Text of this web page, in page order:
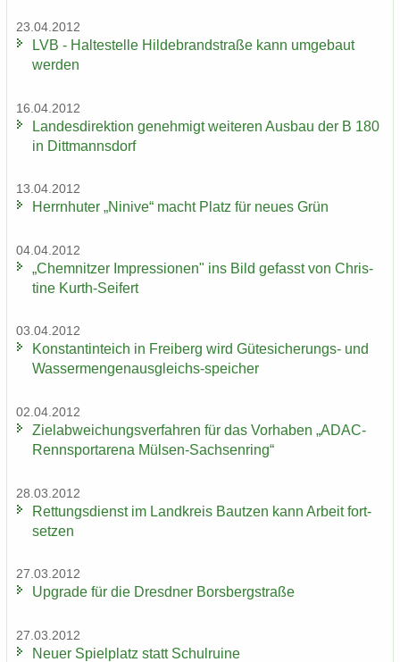
23.04.2012
LVB - Hal­te­stel­le Hil­de­brand­stra­ße kann um­ge­baut
wer­den
16.04.2012
Lan­des­di­rek­ti­on ge­neh­migt wei­te­ren Aus­bau der B 180
in Ditt­manns­dorf
13.04.2012
Herrn­hu­ter „Ni­ni­ve“ macht Platz für neues Grün
04.04.2012
„Chem­nit­zer Im­pres­sio­nen" ins Bild ge­fasst von Chris­
ti­ne Kurth-​Seifert
03.04.2012
Kon­stan­tin­teich in Frei­berg wird Gütesicherungs-​ und
Wassermengenausgleichs-​speicher
02.04.2012
Ziel­ab­wei­chungs­ver­fah­ren für das Vor­ha­ben „ADAC-​
Rennsportarena Mülsen-​Sachsenring“
28.03.2012
Ret­tungs­dienst im Land­kreis Baut­zen kann Ar­beit fort­
set­zen
27.03.2012
Up­grade für die Dresd­ner Borsberg­stra­ße
27.03.2012
Neuer Spiel­platz statt Schul­rui­ne